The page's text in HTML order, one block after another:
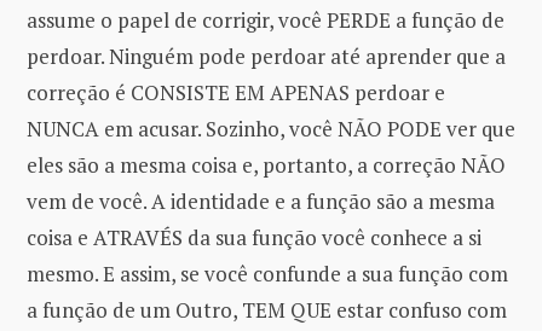
assume o papel de corrigir, você PERDE a função de
perdoar. Ninguém pode perdoar até aprender que a
correção é CONSISTE EM APENAS perdoar e
NUNCA em acusar. Sozinho, você NÃO PODE ver que
eles são a mesma coisa e, portanto, a correção NÃO
vem de você. A identidade e a função são a mesma
coisa e ATRAVÉS da sua função você conhece a si
mesmo. E assim, se você confunde a sua função com
a função de um Outro, TEM QUE estar confuso com